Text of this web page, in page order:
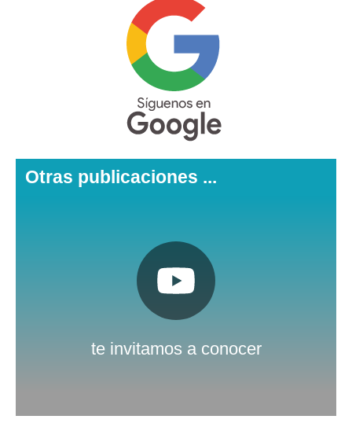
Otras publicaciones ...
te invitamos a conocer
Pulsa aquí